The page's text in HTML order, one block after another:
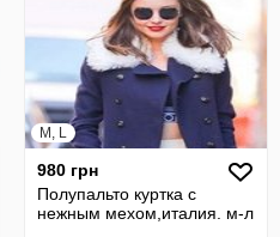
M, L
980 грн
Полупальто куртка с
нежным мехом,италия. м-л